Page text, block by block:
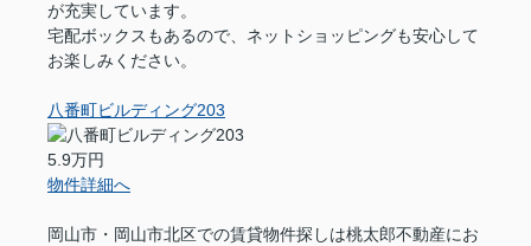
が充実しています。
宅配ボックスもあるので、ネットショッピングも安心して
お楽しみください。
八番町ビルディング203
5.9万円
物件詳細へ
岡山市・岡山市北区での賃貸物件探しは桃太郎不動産にお